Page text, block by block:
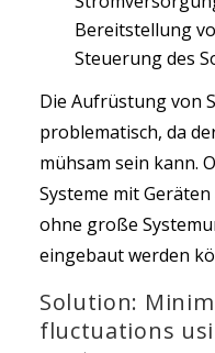
Bereitstellung
Steuerung des
Die Aufrüstung von
problematisch, da
mühsam sein kann.
Systeme mit
ohne große
eingebaut werden
Solution:
fluctuations